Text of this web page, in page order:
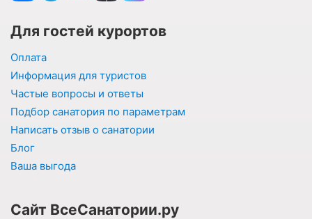
Для гостей курортов
Оплата
Информация для туристов
Частые вопросы и ответы
Подбор санатория по параметрам
Написать отзыв о санатории
Блог
Ваша выгода
Сайт ВсеСанатории.ру